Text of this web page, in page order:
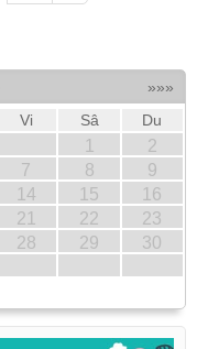
»»»
Vi Sâ Du
1
2
7 8
9
14 15
16
21 22
23
28 29
30